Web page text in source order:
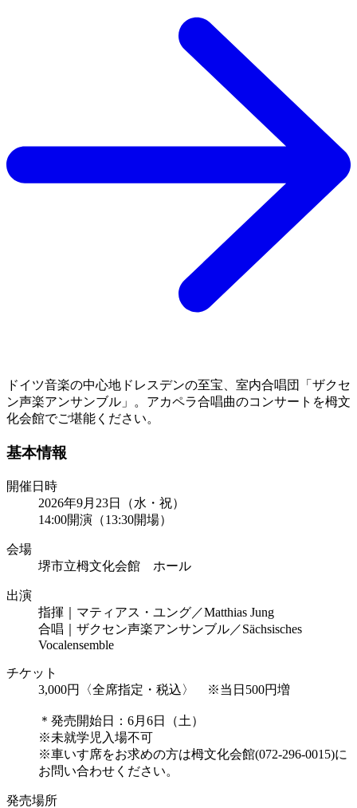
ドイツ音楽の中心地ドレスデンの至宝、室内合唱団「ザクセ
ン声楽アンサンブル」。アカペラ合唱曲のコンサートを栂文
化会館でご堪能ください。
基本情報
開催日時
2026年9月23日（水・祝）
14:00開演（13:30開場）
会場
堺市立栂文化会館 ホール
出演
指揮｜マティアス・ユング／Matthias Jung
合唱｜ザクセン声楽アンサンブル／Sächsisches
Vocalensemble
チケット
3,000円〈全席指定・税込〉 ※当日500円増
＊発売開始日：6月6日（土）
※未就学児入場不可
※車いす席をお求めの方は栂文化会館(072-296-0015)に
お問い合わせください。
発売場所